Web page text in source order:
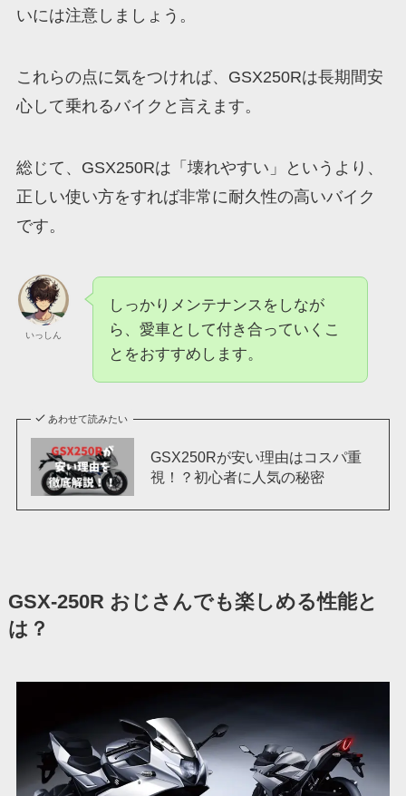
いには注意しましょう。
これらの点に気をつければ、GSX250Rは長期間安
心して乗れるバイクと言えます。
総じて、GSX250Rは「壊れやすい」というより、
正しい使い方をすれば非常に耐久性の高いバイク
です。
いっしん
しっかりメンテナンスをしなが
ら、愛車として付き合っていくこ
とをおすすめします。
あわせて読みたい
GSX250Rが安い理由はコスパ重
視！？初心者に人気の秘密
GSX-250R おじさんでも楽しめる性能と
は？